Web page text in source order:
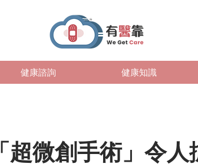
健康諮詢 健康知識
超微創手術」令人